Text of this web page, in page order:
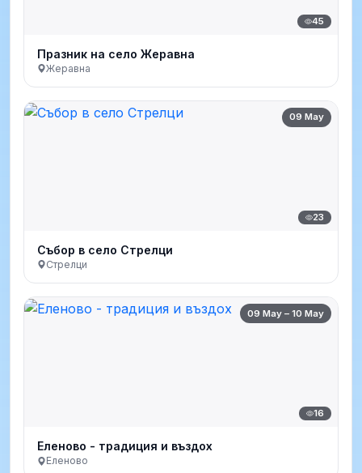
45
Празник на село Жеравна
Жеравна
09 May
23
Събор в село Стрелци
Стрелци
09 May – 10 May
16
Еленово - традиция и въздох
Еленово